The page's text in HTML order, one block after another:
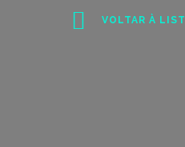
VOLTAR À